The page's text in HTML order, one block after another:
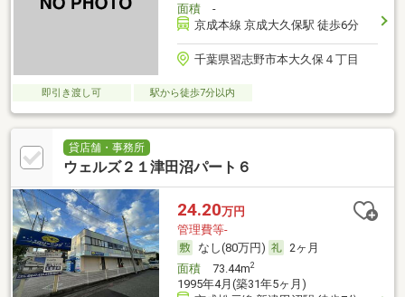
面積-
京成本線 京成大久保駅 徒歩6分
千葉県習志野市本大久保４丁目
即引き渡し可 駅から徒歩7分以内
貸店舗・事務所
ウェルズ２１津田沼パート６
24.20万円
管理費等-
なし(80万円)
2ヶ月
面積73.44m2
1995年4月(築31年5ヶ月)